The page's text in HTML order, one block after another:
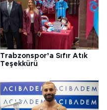
Trabzonspor’a Sıfır Atık
Teşekkürü